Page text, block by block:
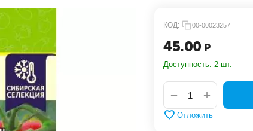
КОД: 00-00023257
45.00 Р
Доступность: 2 шт.
+
−
Отложить